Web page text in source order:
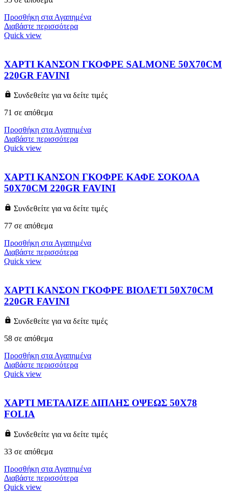
Προσθήκη στα Αγαπημένα
Διαβάστε περισσότερα
Quick view
ΧΑΡΤΙ ΚΑΝΣΟΝ ΓΚΟΦΡΕ SALMONE 50X70CM
220GR FAVINI
Συνδεθείτε για να δείτε τιμές
71 σε απόθεμα
Προσθήκη στα Αγαπημένα
Διαβάστε περισσότερα
Quick view
ΧΑΡΤΙ ΚΑΝΣΟΝ ΓΚΟΦΡΕ ΚΑΦΕ ΣΟΚΟΛΑ
50X70CM 220GR FAVINI
Συνδεθείτε για να δείτε τιμές
77 σε απόθεμα
Προσθήκη στα Αγαπημένα
Διαβάστε περισσότερα
Quick view
ΧΑΡΤΙ ΚΑΝΣΟΝ ΓΚΟΦΡΕ ΒΙΟΛΕΤΙ 50X70CM
220GR FAVINI
Συνδεθείτε για να δείτε τιμές
58 σε απόθεμα
Προσθήκη στα Αγαπημένα
Διαβάστε περισσότερα
Quick view
ΧΑΡΤΙ ΜΕΤΑΛΙΖΕ ΔΙΠΛΗΣ ΟΨΕΩΣ 50Χ78
FOLIA
Συνδεθείτε για να δείτε τιμές
33 σε απόθεμα
Προσθήκη στα Αγαπημένα
Διαβάστε περισσότερα
Quick view